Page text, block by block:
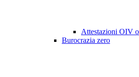
Attestazioni OIV
Burocrazia zero